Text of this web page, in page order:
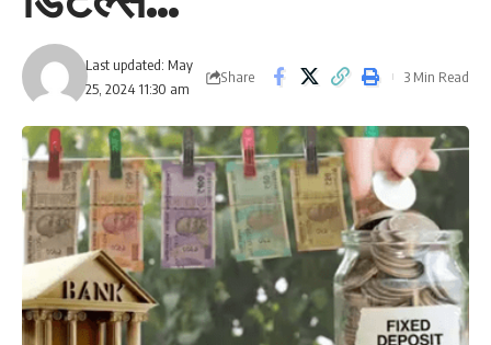
Last updated: May
25, 2024 11:30 am
Share 3 Min Read